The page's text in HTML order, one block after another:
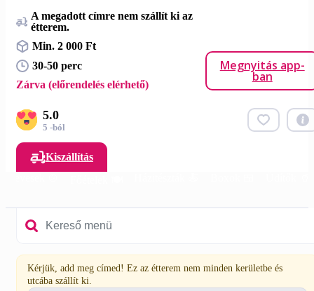
A megadott címre nem szállít ki az
étterem.
Min. 2 000 Ft
30-50 perc
Zárva (előrendelés elérhető)
Megnyitás app-
ban
5.0
5 -ból
Kiszállítás
Kérjük, add meg címed! Ez az étterem nem minden kerületbe és
utcába szállít ki.